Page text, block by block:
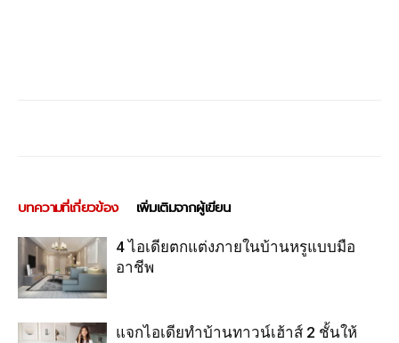
บทความที่เกี่ยวข้อง เพิ่มเติมจากผู้เขียน
4 ไอเดียตกแต่งภายในบ้านหรูแบบมือ
อาชีพ
แจกไอเดียทำบ้านทาวน์เฮ้าส์ 2 ชั้นให้